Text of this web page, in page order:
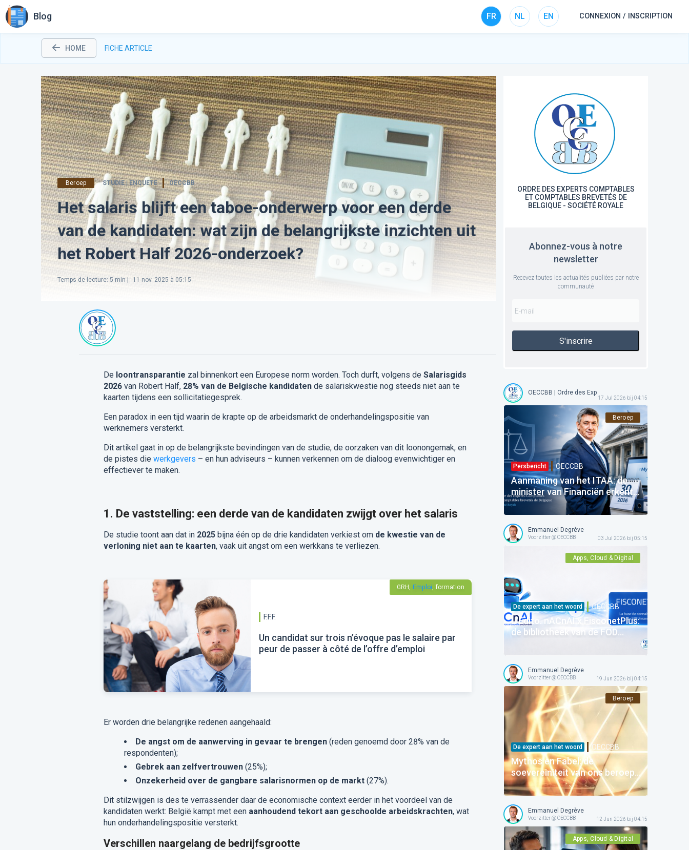
Blog FR NL EN CONNEXION / INSCRIPTION
HOME FICHE ARTICLE
Beroep STUDIE | ENQUETE OECCBB
Het salaris blijft een taboe-onderwerp voor een derde
van de kandidaten: wat zijn de belangrijkste inzichten uit
het Robert Half 2026-onderzoek?
Temps de lecture: 5 min | 11 nov. 2025 à 05:15
De loontransparantie zal binnenkort een Europese norm worden. Toch durft, volgens de Salarisgids
2026van Robert Half, 28% van de Belgische kandidatende salariskwestie nog steeds niet aan te
kaarten tijdens een sollicitatiegesprek.
Een paradox in een tijd waarin de krapte op de arbeidsmarkt de onderhandelingspositie van
werknemers versterkt.
Dit artikel gaat in op de belangrijkste bevindingen van de studie, de oorzaken van dit loonongemak, en
de pistes die werkgevers – en hun adviseurs – kunnen verkennen om de dialoog evenwichtiger en
effectiever te maken.
1. De vaststelling: een derde van de kandidaten zwijgt over het salaris
De studie toont aan dat in 2025bijna één op de drie kandidaten verkiest om de kwestie van de
verloning niet aan te kaarten, vaak uit angst om een werkkans te verliezen.
GRH, Emploi , formation
F.F.F.
Un candidat sur trois n’évoque pas le salaire par
peur de passer à côté de l’offre d’emploi
Er worden drie belangrijke redenen aangehaald:
De angst om de aanwerving in gevaar te brengen(reden genoemd door 28% van de
respondenten);
Gebrek aan zelfvertrouwen(25%);
Onzekerheid over de gangbare salarisnormen op de markt(27%).
Dit stilzwijgen is des te verrassender daar de economische context eerder in het voordeel van de
kandidaten werkt: België kampt met een aanhoudend tekort aan geschoolde arbeidskrachten, wat
hun onderhandelingspositie versterkt.
Verschillen naargelang de bedrijfsgrootte
ORDRE DES EXPERTS COMPTABLES
ET COMPTABLES BREVETÉS DE
BELGIQUE - SOCIÉTÉ ROYALE
Abonnez-vous à notre
newsletter
Recevez toutes les actualités publiées par notre
communauté
S'inscrire
OECCBB | Ordre des Experts-comptables et
17 Jul 2026 bij 04:15
Beroep
Persbericht OECCBB
Aanmaning van het ITAA: de
minister van Financiën erkent
de verantwoordelijkheid van de
Staat — vooruit naar de
uitvoering!
Emmanuel Degrève
Voorzitter @ OECCBB 03 Jul 2026 bij 05:15
Apps, Cloud & Digital
De expert aan het woord OECCBB
L'Edito. nACnAI x FisconetPlus:
de bibliotheek van de FOD
de Orde!Emmanuel Degrève
Voorzitter @ OECCBB 19 Jun 2026 bij 04:15
Beroep
De expert aan het woord OECCBB
Mythos en Fabel: de
soevereiniteit van ons beroep
begint met onze digitale
goudvoorraad
Emmanuel Degrève
Voorzitter @ OECCBB 12 Jun 2026 bij 04:15
Apps, Cloud & Digital